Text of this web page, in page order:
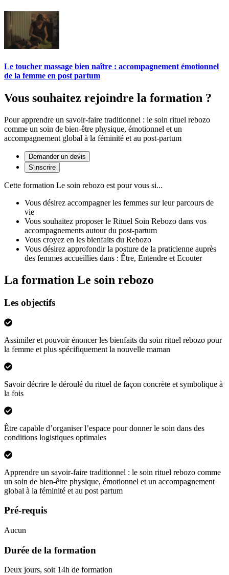
Le toucher massage bien naître : accompagnement émotionnel
de la femme en post partum
Vous souhaitez rejoindre la formation ?
Pour apprendre un savoir-faire traditionnel : le soin rituel rebozo
comme un soin de bien-être physique, émotionnel et un
accompagnement global à la féminité et au post-partum
Demander un devis
S'inscrire
Cette formation Le soin rebozo est pour vous si...
Vous désirez accompagner les femmes sur leur parcours de
vie
Vous souhaitez proposer le Rituel Soin Rebozo dans vos
accompagnements autour du post-partum
Vous croyez en les bienfaits du Rebozo
Vous désirez approfondir la posture de la praticienne auprès
des femmes accueillies dans : Être, Entendre et Ecouter
La formation Le soin rebozo
Les objectifs
Assimiler et pouvoir énoncer les bienfaits du soin rituel rebozo pour
la femme et plus spécifiquement la nouvelle maman
Savoir décrire le déroulé du rituel de façon concrète et symbolique à
la fois
Être capable d’organiser l’espace pour donner le soin dans des
conditions logistiques optimales
Apprendre un savoir-faire traditionnel : le soin rituel rebozo comme
un soin de bien-être physique, émotionnel et un accompagnement
global à la féminité et au post partum
Pré-requis
Aucun
Durée de la formation
Deux jours, soit 14h de formation